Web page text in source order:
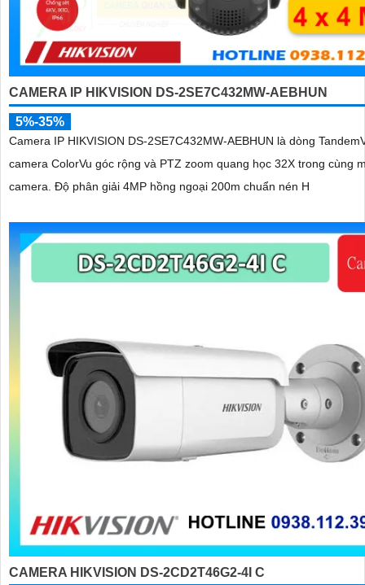
CAMERA IP HIKVISION DS-2SE7C432MW-AEBHUN
5%-35%
Camera IP HIKVISION DS-2SE7C432MW-AEBHUN là dòng
camera ColorVu góc rộng và PTZ zoom quang học 32X trong cùng
camera. Độ phân giải 4MP hồng ngoại 200m chuẩn nén H
CAMERA HIKVISION DS-2CD2T46G2-4I C